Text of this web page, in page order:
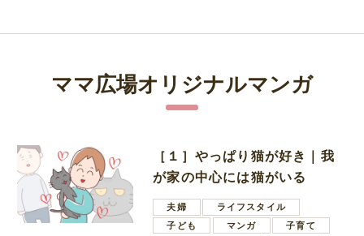
ママ広場オリジナルマンガ
［１］やっぱり猫が好き｜我
が家の中心には猫がいる
夫婦
ライフスタイル
子ども
マンガ
子育て